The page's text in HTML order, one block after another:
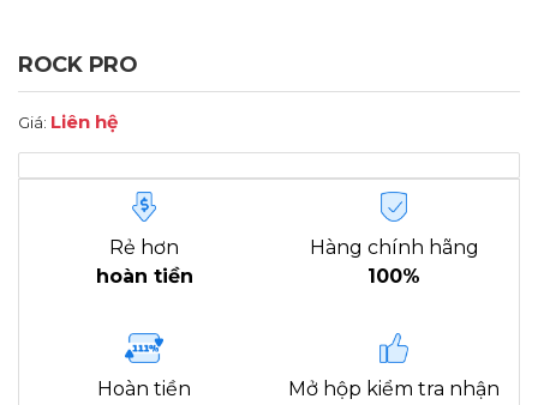
ROCK PRO
Giá: Liên hệ
Rẻ hơn
hoàn tiền
Hàng chính hãng
100%
Hoàn tiền
Mở hộp kiểm tra nhận